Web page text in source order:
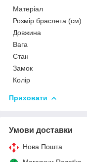
Матеріал
Розмір браслета (см)
Довжина
Вага
Стан
Замок
Колір
Приховати
Умови доставки
Нова Пошта